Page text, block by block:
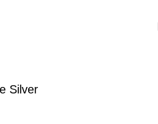
Silver